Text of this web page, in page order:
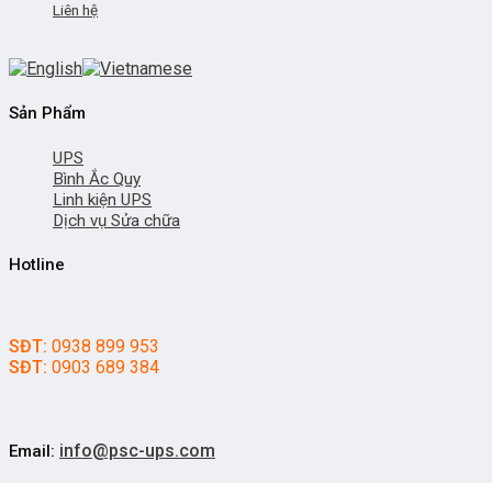
Liên hệ
Sản Phẩm
UPS
Bình Ắc Quy
Linh kiện UPS
Dịch vụ Sửa chữa
Hotline
SĐT: 0938 899 953
SĐT: 0903 689 384
Email: info@psc-ups.com